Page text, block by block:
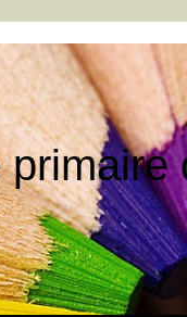
primaire